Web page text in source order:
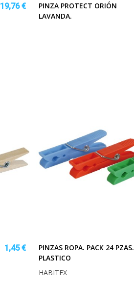
19,76 €
PINZA PROTECT ORIÓN
LAVANDA.
1,45 €
PINZAS ROPA. PACK 24 PZAS.
PLASTICO
HABITEX